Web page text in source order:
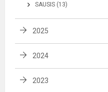
SAUSIS (13)
2025
2024
2023